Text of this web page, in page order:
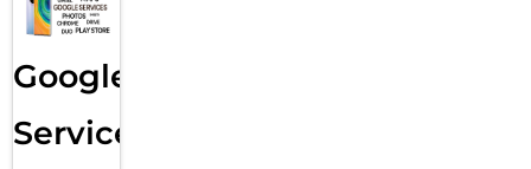
Google
Services